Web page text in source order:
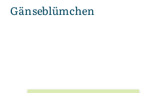
Gänseblümchen